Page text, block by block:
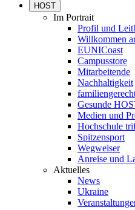
HOST
Im Portrait
Profil und
Willkommen
EUNICoast
Campusstore
Mitarbeitende
Nachhaltigkeit
Gesunde
Medien und
Hochschule
Spitzensport
Wegweiser
Anreise und
Aktuelles
News
Ukraine